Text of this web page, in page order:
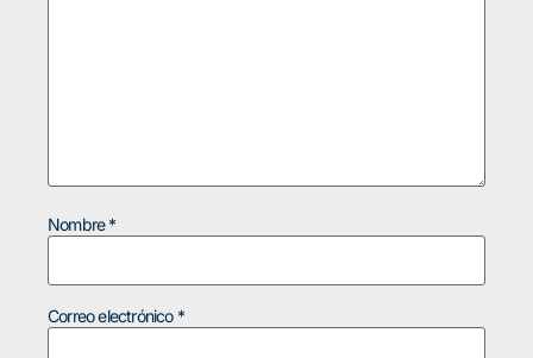
Nombre*
Correo electrónico *